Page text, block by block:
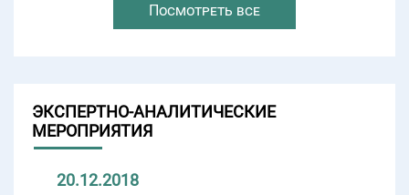
Посмотреть все
ЭКСПЕРТНО-АНАЛИТИЧЕСКИЕ
МЕРОПРИЯТИЯ
20.12.2018